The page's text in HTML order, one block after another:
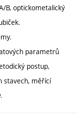
B, optickometalický
parametrů
postup,
stavech, měřící